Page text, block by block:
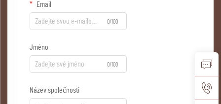
Email
0/100
Jméno
0/100
Název společnosti